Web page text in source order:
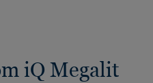
iQ Megalit